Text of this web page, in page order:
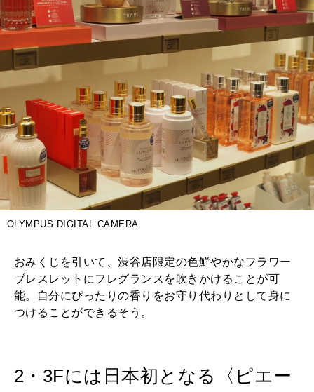
OLYMPUS DIGITAL CAMERA
おみくじを引いて、渋谷店限定の色鮮やかなフラワー
ブレスレットにフレグランスを吹きかけることが可
能。自分にぴったりの香りをお守り代わりとして身に
つけることができるそう。
2・3Fには日本初となる〈ピエー